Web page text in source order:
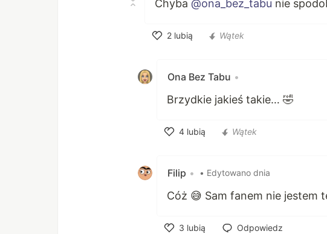
Chyba @ona_bez_tabu nie
2 lubią
Wątek
Ona Bez Tabu •
Brzydkie jakieś takie… 🤣
4 lubią
Wątek
Filip • • Edytowano dnia
Cóż 😅 Sam fanem nie jestem
3 lubią
Odpowiedz